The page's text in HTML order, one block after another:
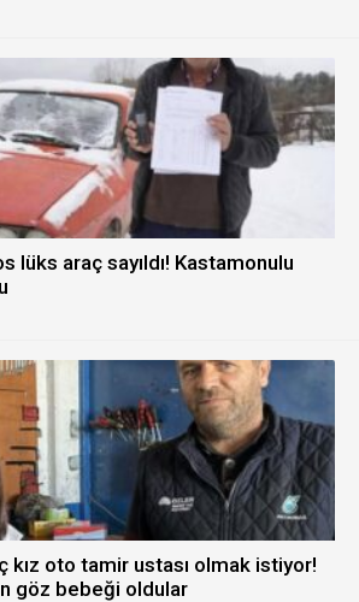
lüks araç sayıldı! Kastamonulu
kız oto tamir ustası olmak istiyor!
göz bebeği oldular